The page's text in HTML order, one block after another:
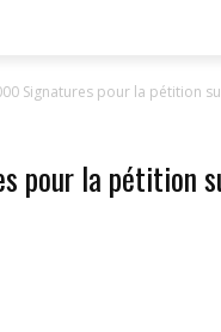
Signatures pour la pétition
pour la pétition